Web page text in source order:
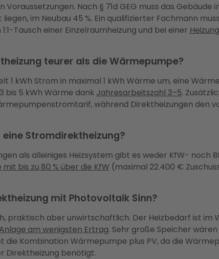
Nach § 71d GEG muss das Gebäude
im Neubau 45 %. Ein qualifizierter Fachmann
Tausch einer Einzelraumheizung und bei einer
teurer als die Wärmepumpe?
1 kWh Strom in maximal 1 kWh Wärme um, eine
bis 5 kWh Wärme dank Jahresarbeitszahl 3–5.
während Direktheizungen den
Stromdirektheizung?
als alleiniges Heizsystem gibt es weder KfW- noch
bis zu 80 % über die KfW (maximal 22.400 €
mit Photovoltaik Sinn?
praktisch aber unwirtschaftlich. Der Heizbedarf ist im
am wenigsten Ertrag. Sehr große Speicher
Kombination Wärmepumpe plus PV, da die
Direktheizung benötigt.